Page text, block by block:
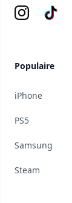
Instagram
Tiktok
Populaire
iPhone
PS5
Samsung
Steam